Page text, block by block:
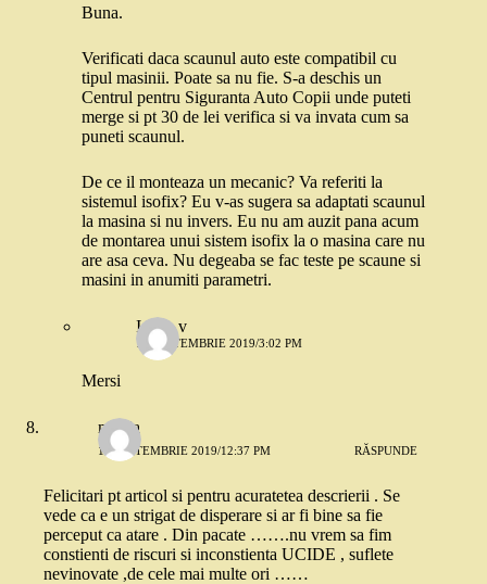
Buna.
Verificati daca scaunul auto este compatibil cu
tipul masinii. Poate sa nu fie. S-a deschis un
Centrul pentru Siguranta Auto Copii unde puteti
merge si pt 30 de lei verifica si va invata cum sa
puneti scaunul.
De ce il monteaza un mecanic? Va referiti la
sistemul isofix? Eu v-as sugera sa adaptati scaunul
la masina si nu invers. Eu nu am auzit pana acum
de montarea unui sistem isofix la o masina care nu
are asa ceva. Nu degeaba se fac teste pe scaune si
masini in anumiti parametri.
Ioana v
13 SEPTEMBRIE 2019/3:02 PM
Mersi
mirela
11 SEPTEMBRIE 2019/12:37 PM RĂSPUNDE
Felicitari pt articol si pentru acuratetea descrierii . Se
vede ca e un strigat de disperare si ar fi bine sa fie
perceput ca atare . Din pacate …….nu vrem sa fim
constienti de riscuri si inconstienta UCIDE , suflete
nevinovate ,de cele mai multe ori ……